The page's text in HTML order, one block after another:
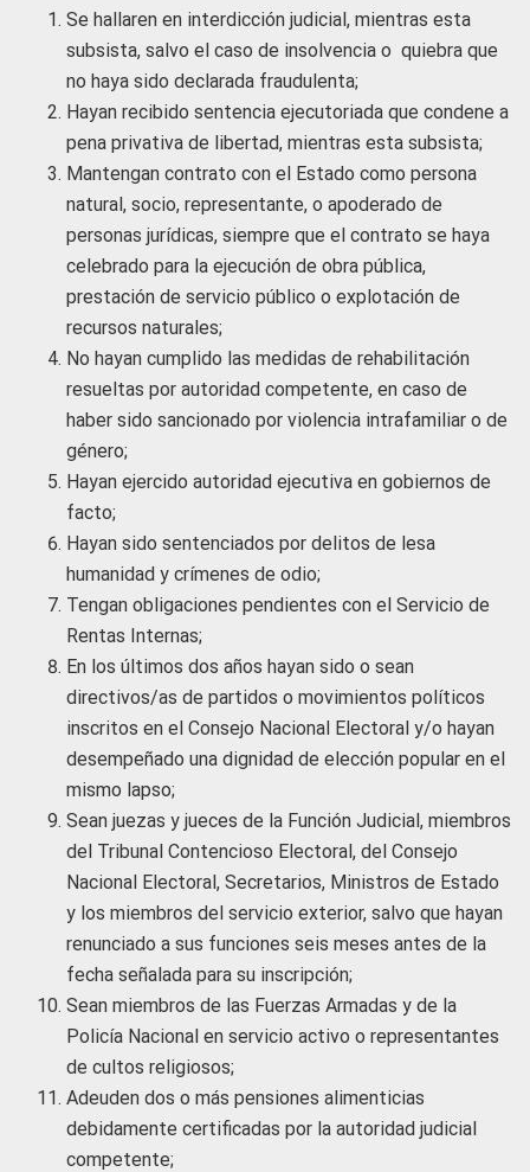
Se hallaren en interdicción judicial, mientras esta
subsista, salvo el caso de insolvencia o quiebra que
no haya sido declarada fraudulenta;
Hayan recibido sentencia ejecutoriada que condene a
pena privativa de libertad, mientras esta subsista;
Mantengan contrato con el Estado como persona
natural, socio, representante, o apoderado de
personas jurídicas, siempre que el contrato se haya
celebrado para la ejecución de obra pública,
prestación de servicio público o explotación de
recursos naturales;
No hayan cumplido las medidas de rehabilitación
resueltas por autoridad competente, en caso de
haber sido sancionado por violencia intrafamiliar o de
género;
Hayan ejercido autoridad ejecutiva en gobiernos de
facto;
Hayan sido sentenciados por delitos de lesa
humanidad y crímenes de odio;
Tengan obligaciones pendientes con el Servicio de
Rentas Internas;
En los últimos dos años hayan sido o sean
directivos/as de partidos o movimientos políticos
inscritos en el Consejo Nacional Electoral y/o hayan
desempeñado una dignidad de elección popular en el
mismo lapso;
Sean juezas y jueces de la Función Judicial, miembros
del Tribunal Contencioso Electoral, del Consejo
Nacional Electoral, Secretarios, Ministros de Estado
y los miembros del servicio exterior, salvo que hayan
renunciado a sus funciones seis meses antes de la
fecha señalada para su inscripción;
Sean miembros de las Fuerzas Armadas y de la
Policía Nacional en servicio activo o representantes
de cultos religiosos;
Adeuden dos o más pensiones alimenticias
debidamente certificadas por la autoridad judicial
competente;